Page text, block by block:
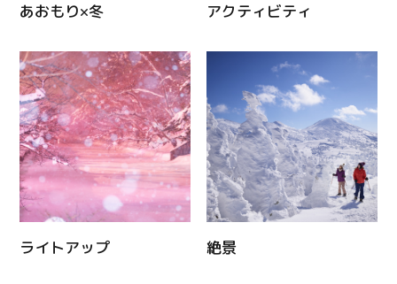
あおもり×冬 アクティビティ
ライトアップ 絶景